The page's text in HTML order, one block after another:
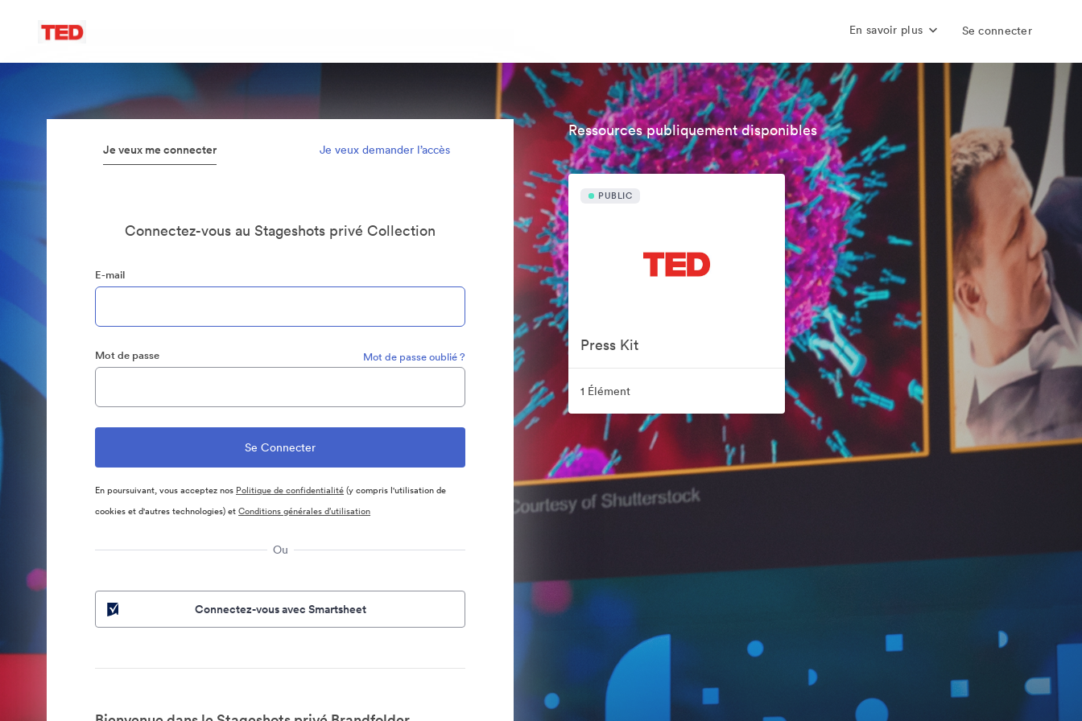
En savoir plus Se connecter
Je veux me connecter Je veux demander l’accès
Connectez-vous au Stageshots privé Collection
E-mail
Mot de passe Mot de passe oublié ?
En poursuivant, vous acceptez nos Politique de confidentialité(y compris l'utilisation de
cookies et d'autres technologies) etConditions générales d’utilisation
Ou
Connectez-vous avec Smartsheet
Ressources publiquement disponibles
PUBLIC
Press Kit
1 Élément